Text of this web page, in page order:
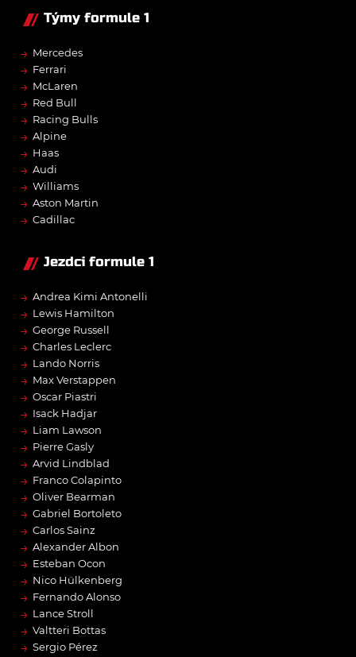
Týmy formule 1
→ Mercedes
→ Ferrari
→ McLaren
→ Red Bull
→ Racing Bulls
→ Alpine
→ Haas
→ Audi
→ Williams
→ Aston Martin
→ Cadillac
Jezdci formule 1
→ Andrea Kimi Antonelli
→ Lewis Hamilton
→ George Russell
→ Charles Leclerc
→ Lando Norris
→ Max Verstappen
→ Oscar Piastri
→ Isack Hadjar
→ Liam Lawson
→ Pierre Gasly
→ Arvid Lindblad
→ Franco Colapinto
→ Oliver Bearman
→ Gabriel Bortoleto
→ Carlos Sainz
→ Alexander Albon
→ Esteban Ocon
→ Nico Hülkenberg
→ Fernando Alonso
→ Lance Stroll
→ Valtteri Bottas
→ Sergio Pérez